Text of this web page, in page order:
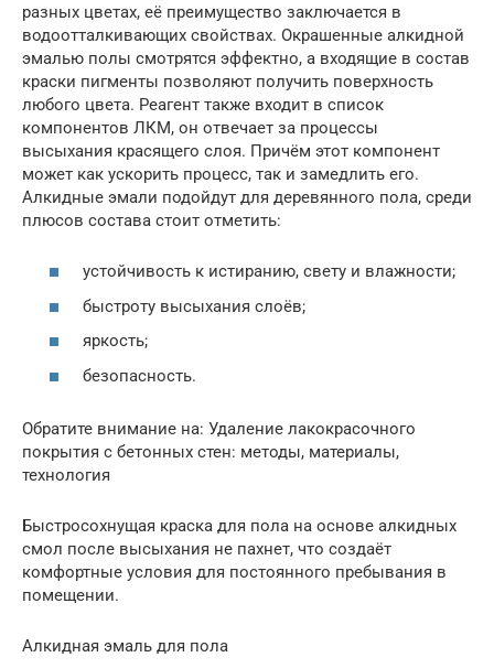
разных цветах, её преимущество заключается в
водоотталкивающих свойствах. Окрашенные алкидной
эмалью полы смотрятся эффектно, а входящие в состав
краски пигменты позволяют получить поверхность
любого цвета. Реагент также входит в список
компонентов ЛКМ, он отвечает за процессы
высыхания красящего слоя. Причём этот компонент
может как ускорить процесс, так и замедлить его.
Алкидные эмали подойдут для деревянного пола, среди
плюсов состава стоит отметить:
устойчивость к истиранию, свету и влажности;
быстроту высыхания слоёв;
яркость;
безопасность.
Обратите внимание на: Удаление лакокрасочного
покрытия с бетонных стен: методы, материалы,
технология
Быстросохнущая краска для пола на основе алкидных
смол после высыхания не пахнет, что создаёт
комфортные условия для постоянного пребывания в
помещении.
Алкидная эмаль для пола